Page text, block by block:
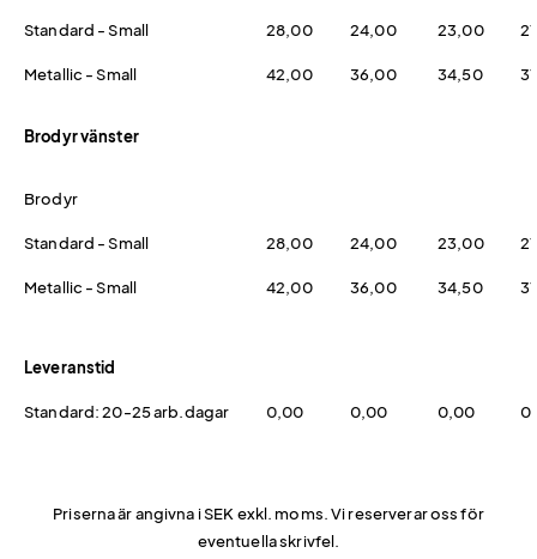
Standard - Small 28,00 24,00 23,00
Metallic - Small 42,00 36,00 34,50
Brodyr vänster
Brodyr
Standard - Small 28,00 24,00 23,00
Metallic - Small 42,00 36,00 34,50
Leveranstid
Standard: 20-25 arb.dagar 0,00 0,00 0,00
Priserna är angivna i SEK exkl. moms. Vi reserverar oss för
eventuella skrivfel.